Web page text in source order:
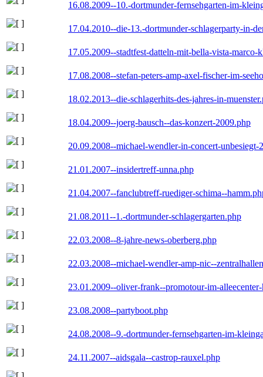
16.08.2009--10.-dortmunder-fernsehgarten-im-
17.04.2010--die-13.-dortmunder-schlagerparty-in-
17.05.2009--stadtfest-datteln-mit-bella-vista-marco-
17.08.2008--stefan-peters-amp-axel-fischer-im-
18.02.2013--die-schlagerhits-des-jahres-in-
18.04.2009--joerg-bausch--das-konzert-2009.php
20.09.2008--michael-wendler-in-concert-unbesiegt-
21.01.2007--insidertreff-unna.php
21.04.2007--fanclubtreff-ruediger-schima--
21.08.2011--1.-dortmunder-schlagergarten.php
22.03.2008--8-jahre-news-oberberg.php
22.03.2008--michael-wendler-amp-nic--
23.01.2009--oliver-frank--promotour-im-
23.08.2008--partyboot.php
24.08.2008--9.-dortmunder-fernsehgarten-im-
24.11.2007--aidsgala--castrop-rauxel.php